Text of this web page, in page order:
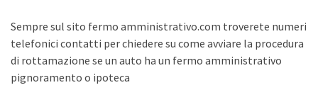
Sempre sul sito fermo amministrativo.com troverete numeri
telefonici contatti per chiedere su come avviare la procedura
di rottamazione se un auto ha un fermo amministrativo
pignoramento o ipoteca